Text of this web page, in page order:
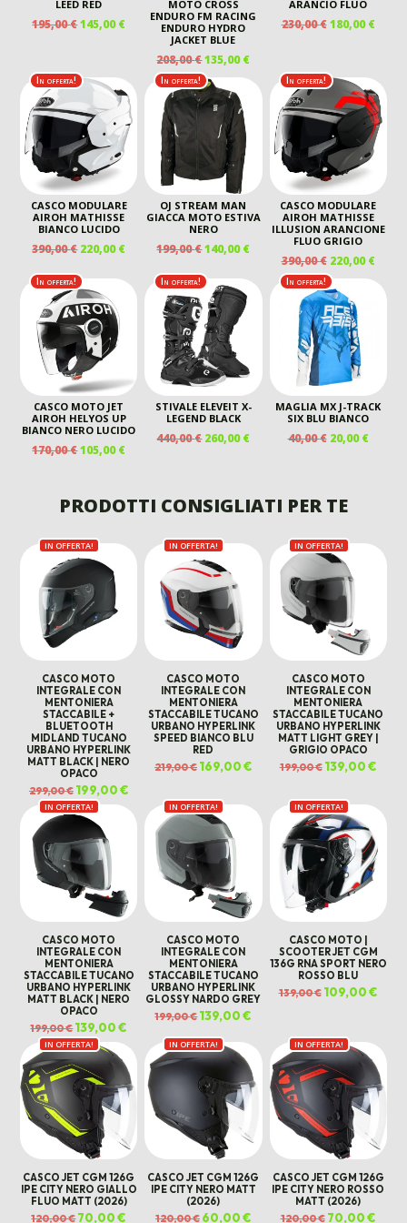
LEED RED
195,00€IL
ERA:
195,00 €.
145,00€IL
ATTUALE
145,00 €.
MOTO CROSS
ENDURO FM RACING
ENDURO HYDRO
JACKET BLUE
208,00€IL
PREZZO
ORIGINALE
ERA:
208,00 €.
135,00€IL
PREZZO
ATTUALE
135,00 €.
ARANCIO FLUO
230,00€ IL
ERA:
230,00 €.
180,00€IL
In offerta!
CASCO MODULARE
AIROH MATHISSE
BIANCO LUCIDO
390,00€ IL
ORIGINALE
ERA:
390,00 €.
220,00€IL
ATTUALE
È:
220,00 €.
In offerta!
OJ STREAM MAN
GIACCA MOTO ESTIVA
NERO
199,00€IL
ORIGINALE
ERA:
199,00 €.
140,00€IL
PREZZO
ATTUALE
In offerta!
CASCO MODULARE
AIROH MATHISSE
ILLUSION ARANCIONE
FLUO GRIGIO
390,00€ IL
PREZZO
ORIGINALE
ERA:
390,00 €.
220,00€IL
In offerta!
CASCO MOTO JET
AIROH HELYOS UP
BIANCO NERO LUCIDO
170,00€IL
ERA:
170,00 €.
105,00€IL
È:
105,00 €.
In offerta!
STIVALE ELEVEIT X-
LEGEND BLACK
440,00€ IL
440,00 €.
260,00€IL
260,00 €.
In offerta!
MAGLIA MX J-TRACK
SIX BLU BIANCO
40,00€ IL
40,00 €.
20,00€IL
PRODOTTI CONSIGLIATI PER TE
IN OFFERTA!
CASCO MOTO
INTEGRALE CON
MENTONIERA
STACCABILE +
BLUETOOTH
MIDLAND TUCANO
URBANO HYPERLINK
MATT BLACK | NERO
OPACO
299,00€ Il
prezzo
originale
era:
299,00 €.
199,00€Il
prezzo
attuale
è:
199,00 €.
IN OFFERTA!
CASCO MOTO
INTEGRALE CON
MENTONIERA
STACCABILE TUCANO
URBANO HYPERLINK
SPEED BIANCO BLU
RED
219,00€ Il
prezzo
219,00 €.
169,00€Il
prezzo
169,00 €.
IN OFFERTA!
CASCO MOTO
INTEGRALE CON
MENTONIERA
STACCABILE TUCANO
URBANO HYPERLINK
MATT LIGHT GREY |
GRIGIO OPACO
199,00€ Il
prezzo
199,00 €.
139,00€Il
IN OFFERTA!
CASCO MOTO
INTEGRALE CON
MENTONIERA
STACCABILE TUCANO
URBANO HYPERLINK
MATT BLACK | NERO
OPACO
199,00€Il
prezzo
originale
era:
199,00 €.
139,00€
attuale
è:
139,00 €.
IN OFFERTA!
CASCO MOTO
INTEGRALE CON
MENTONIERA
STACCABILE TUCANO
URBANO HYPERLINK
GLOSSY NARDO GREY
199,00€Il
prezzo
era:
199,00 €.
139,00€
139,00 €.
IN OFFERTA!
CASCO MOTO |
SCOOTER JET CGM
136G RNA SPORT NERO
ROSSO BLU
139,00€ Il
prezzo
109,00€Il
IN OFFERTA!
CASCO JET CGM 126G
IPE CITY NERO GIALLO
FLUO MATT (2026)
120,00€Il
70,00€
IN OFFERTA!
CASCO JET CGM 126G
IPE CITY NERO MATT
(2026)
120,00€ Il
60,00€Il
IN OFFERTA!
CASCO JET CGM 126G
IPE CITY NERO ROSSO
MATT (2026)
120,00€ Il
70,00€Il